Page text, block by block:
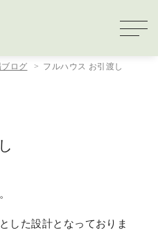
ログ フルハウス お引渡し
した設計となっておりま